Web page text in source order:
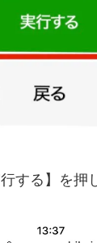
する】を押